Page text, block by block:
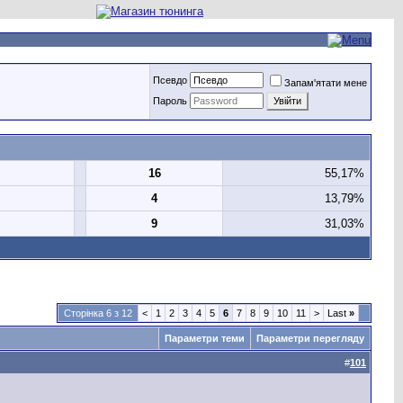
Псевдо
Запам'ятати мене
Пароль
16
55,17%
4
13,79%
9 31,03%
Сторінка 6 з 12 < 1 2 3 4 5 6 7 8 9 10 11 > Last »
Параметри теми Параметри перегляду
#101